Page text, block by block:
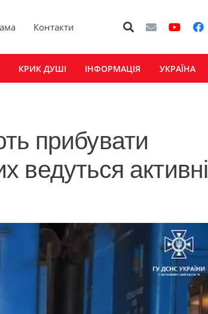
Контакти
КРИК ДУШІ ІНФОРМАЦІЯ УКРАЇНА
прибувати
ведуться активні